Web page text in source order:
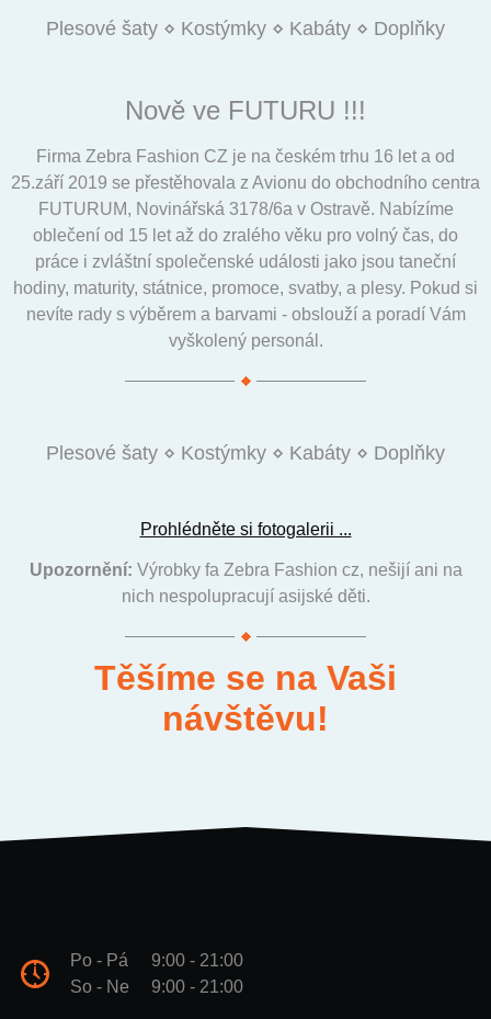
Nově ve FUTURU !!!
Firma Zebra Fashion CZ je na českém trhu 16 let a od
25.září 2019 se přestěhovala z Avionu do obchodního centra
FUTURUM, Novinářská 3178/6a v Ostravě. Nabízíme
oblečení od 15 let až do zralého věku pro volný čas, do
práce i zvláštní společenské události jako jsou taneční
hodiny, maturity, státnice, promoce, svatby, a plesy. Pokud si
nevíte rady s výběrem a barvami - obslouží a poradí Vám
vyškolený personál.
Prohlédněte si fotogalerii ...
Upozornění: Výrobky fa Zebra Fashion cz, nešijí ani na
nich nespolupracují asijské děti.
Těšíme se na Vaši
návštěvu!
Po - Pá
9:00 - 21:00
So - Ne
9:00 - 21:00